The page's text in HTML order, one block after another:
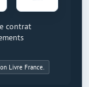
contrat
Livre France.